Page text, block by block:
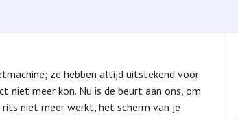
ze hebben altijd uitstekend voor
meer kon. Nu is de beurt aan ons, om
niet meer werkt, het scherm van je